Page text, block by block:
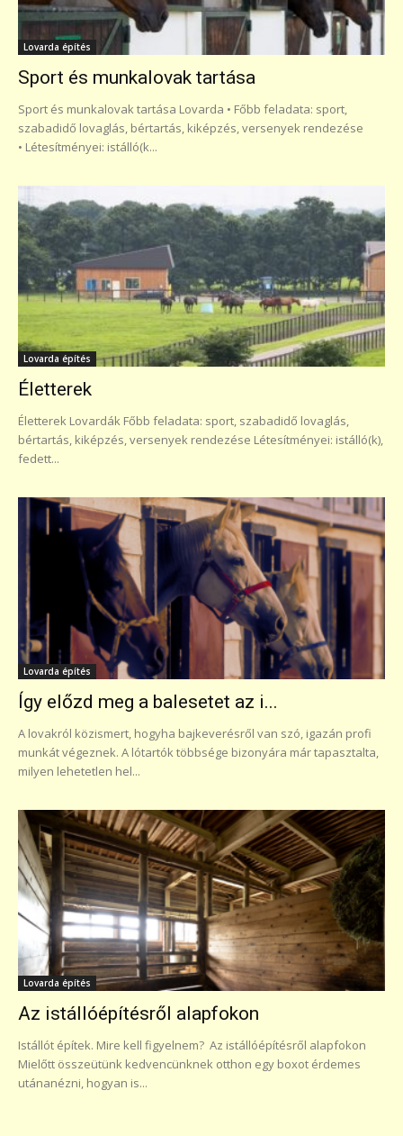
Lovarda építés
Sport és munkalovak tartása
Sport és munkalovak tartása Lovarda • Főbb feladata: sport,
szabadidő lovaglás, bértartás, kiképzés, versenyek rendezése
• Létesítményei: istálló(k...
Lovarda építés
Életterek
Életterek Lovardák Főbb feladata: sport, szabadidő lovaglás,
bértartás, kiképzés, versenyek rendezése Létesítményei: istálló(k),
fedett...
Lovarda építés
Így előzd meg a balesetet az i...
A lovakról közismert, hogyha bajkeverésről van szó, igazán profi
munkát végeznek. A lótartók többsége bizonyára már tapasztalta,
milyen lehetetlen hel...
Lovarda építés
Az istállóépítésről alapfokon
Istállót építek. Mire kell figyelnem? Az istállóépítésről alapfokon
Mielőtt összeütünk kedvencünknek otthon egy boxot érdemes
utánanézni, hogyan is...